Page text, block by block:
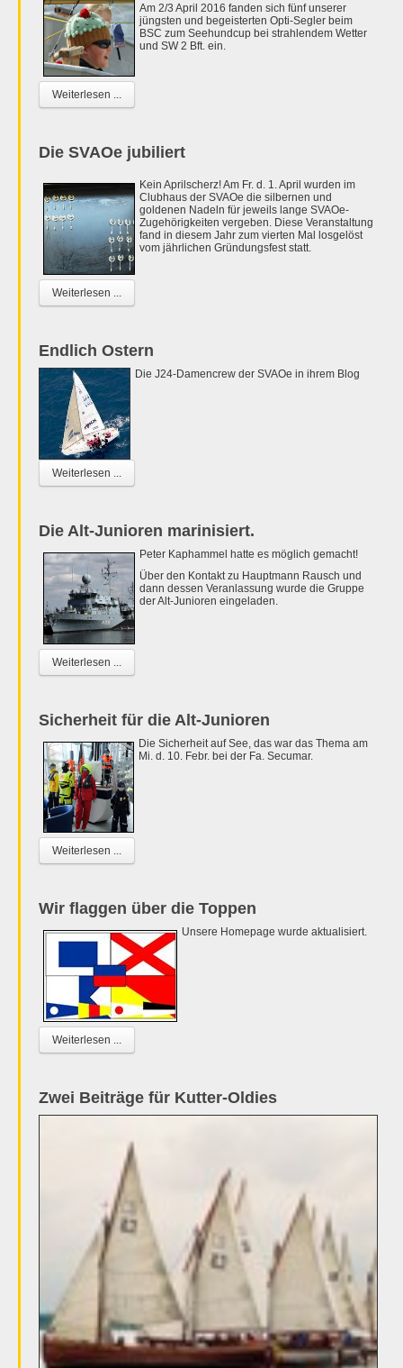
Am 2/3 April 2016 fanden sich fünf unserer
jüngsten und begeisterten Opti-Segler beim
BSC zum Seehundcup bei strahlendem Wetter
und SW 2 Bft. ein.
Weiterlesen ...
Die SVAOe jubiliert
Kein Aprilscherz! Am Fr. d. 1. April wurden im
Clubhaus der SVAOe die silbernen und
goldenen Nadeln für jeweils lange SVAOe-
Zugehörigkeiten vergeben. Diese Veranstaltung
fand in diesem Jahr zum vierten Mal losgelöst
vom jährlichen Gründungsfest statt.
Weiterlesen ...
Endlich Ostern
Die J24-Damencrew der SVAOe in ihrem Blog
Weiterlesen ...
Die Alt-Junioren marinisiert.
Peter Kaphammel hatte es möglich gemacht!
Über den Kontakt zu Hauptmann Rausch und
dann dessen Veranlassung wurde die Gruppe
der Alt-Junioren eingeladen.
Weiterlesen ...
Sicherheit für die Alt-Junioren
Die Sicherheit auf See, das war das Thema am
Mi. d. 10. Febr. bei der Fa. Secumar.
Weiterlesen ...
Wir flaggen über die Toppen
Unsere Homepage wurde aktualisiert.
Weiterlesen ...
Zwei Beiträge für Kutter-Oldies